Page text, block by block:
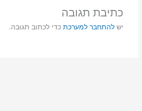
o
o
o
n
כתיבת תגובה
יש להתחבר למערכתכדי לכתוב תגובה.